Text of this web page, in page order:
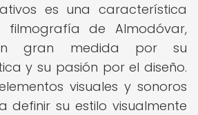
es una característica
filmografía de Almodóvar,
gran medida por su
y su pasión por el diseño.
visuales y sonoros
definir su estilo visualmente